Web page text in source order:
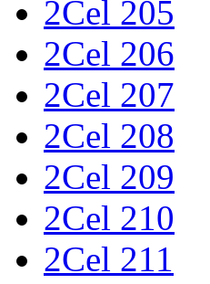
2Cel 205
2Cel 206
2Cel 207
2Cel 208
2Cel 209
2Cel 210
2Cel 211